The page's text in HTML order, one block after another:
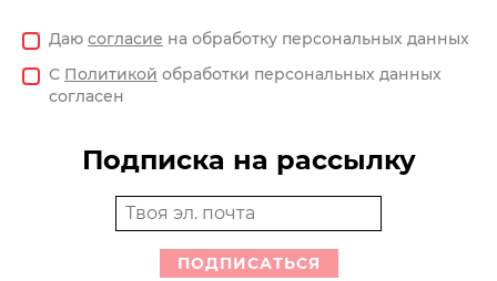
Даю согласие на обработку персональных данных
С Политикой обработки персональных данных
согласен
Подписка на рассылку
ПОДПИСАТЬСЯ